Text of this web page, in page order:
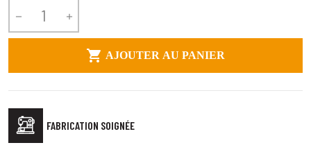
 
 AJOUTER AU PANIER
FABRICATION SOIGNÉE